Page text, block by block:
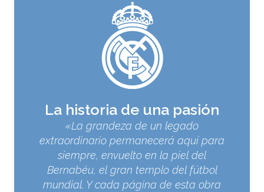
La historia de una pasión
«La grandeza de un legado
extraordinario permanecerá aquí para
siempre, envuelto en la piel del
Bernabéu, el gran templo del fútbol
mundial. Y cada página de esta obra